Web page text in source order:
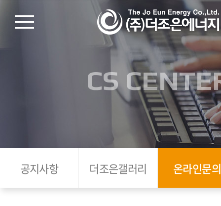
CS
공지사항 더조은갤러리 온라인문의